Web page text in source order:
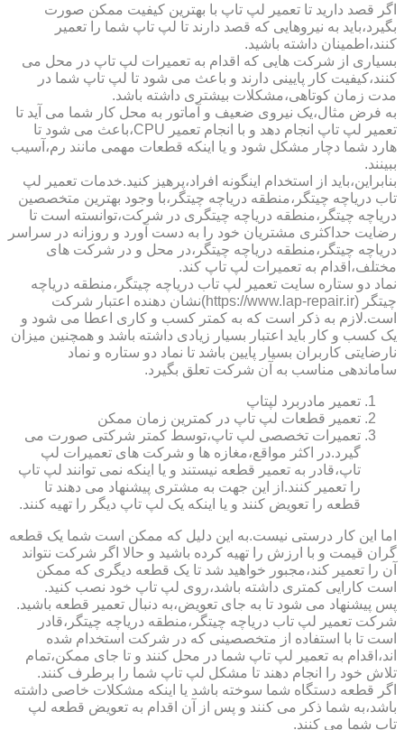
اگر قصد دارید تا تعمیر لپ تاپ با بهترین کیفیت ممکن صورت
بگیرد،باید به نیروهایی که قصد دارند تا لپ تاپ شما را تعمیر
کنند،اطمینان داشته باشید.
بسیاری از شرکت هایی که اقدام به تعمیرات لپ تاپ در محل می
کنند،کیفیت کار پایینی دارند و باعث می شود تا لپ تاپ شما در
مدت زمان کوتاهی،مشکلات بیشتری داشته باشد.
به فرض مثال،یک نیروی ضعیف و آماتور به محل کار شما می آید تا
تعمیر لپ تاپ انجام دهد و با انجام تعمیر CPU،باعث می شود تا
هارد شما دچار مشکل شود و یا اینکه قطعات مهمی مانند رم،آسیب
ببینند.
بنابراین،باید از استخدام اینگونه افراد،پرهیز کنید.خدمات تعمیر لپ
تاب دریاچه چیتگر،منطقه دریاچه چیتگر،با وجود بهترین متخصصین
دریاچه چیتگر،منطقه دریاچه چیتگری در شرکت،توانسته است تا
رضایت حداکثری مشتریان خود را به دست آورد و روزانه در سراسر
دریاچه چیتگر،منطقه دریاچه چیتگر،در محل و در شرکت های
مختلف،اقدام به تعمیرات لپ تاپ کند.
نماد دو ستاره سایت تعمیر لپ تاب دریاچه چیتگر،منطقه دریاچه
چیتگر (https://www.lap-repair.ir)نشان دهنده اعتبار شرکت
است.لازم به ذکر است که به کمتر کسب و کاری اعطا می شود و
یک کسب و کار باید اعتبار بسیار زیادی داشته باشد و همچنین میزان
نارضایتی کاربران بسیار پایین باشد تا نماد دو ستاره و نماد
ساماندهی مناسب به آن شرکت تعلق بگیرد.
تعمیر مادربرد لپتاپ
تعمیر قطعات لپ تاپ در کمترین زمان ممکن
تعمیرات تخصصی لپ تاپ،توسط کمتر شرکتی صورت می
گیرد.در اکثر مواقع،مغازه ها و شرکت های تعمیرات لپ
تاپ،قادر به تعمیر قطعه نیستند و یا اینکه نمی توانند لپ تاپ
را تعمیر کنند.از این جهت به مشتری پیشنهاد می دهند تا
قطعه را تعویض کنند و یا اینکه یک لپ تاپ دیگر را تهیه کنند.
اما این کار درستی نیست.به این دلیل که ممکن است شما یک قطعه
گران قیمت و با ارزش را تهیه کرده باشید و حالا اگر شرکت نتواند
آن را تعمیر کند،مجبور خواهید شد تا یک قطعه دیگری که ممکن
است کارایی کمتری داشته باشد،روی لپ تاپ خود نصب کنید.
پس پیشنهاد می شود تا به جای تعویض،به دنبال تعمیر قطعه باشید.
شرکت تعمیر لپ تاب دریاچه چیتگر،منطقه دریاچه چیتگر،قادر
است تا با استفاده از متخصصینی که در شرکت استخدام شده
اند،اقدام به تعمیر لپ تاپ شما در محل کنند و تا جای ممکن،تمام
تلاش خود را انجام دهند تا مشکل لپ تاپ شما را برطرف کنند.
اگر قطعه دستگاه شما سوخته باشد یا اینکه مشکلات خاصی داشته
باشد،به شما ذکر می کنند و پس از آن اقدام به تعویض قطعه لپ
تاپ شما می کنند.